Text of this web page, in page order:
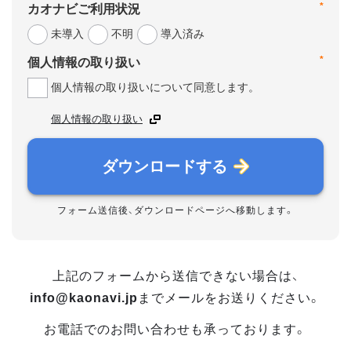
*
カオナビご利用状況
未導入
不明 導入済み
*
個人情報の取り扱い
個人情報の取り扱いについて同意します。
個人情報の取り扱い
ダウンロードする
フォーム送信後、ダウンロードページへ移動します。
上記のフォームから送信できない場合は、
info@kaonavi.jp までメールをお送りください。
お電話でのお問い合わせも承っております。